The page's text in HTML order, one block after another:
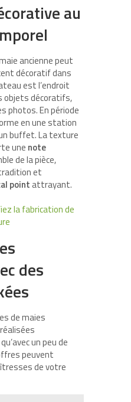
au
ancienne peut
décoratif dans
est l’endroit
objets décoratifs,
photos. En période
en une station
buffet. La texture
une note
de la pièce,
et
point attrayant.
la fabrication de
des
de maies
un peu de
peuvent
de votre